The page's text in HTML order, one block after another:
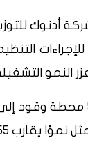
أدنوك